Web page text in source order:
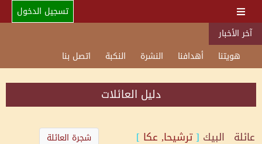
تسجيل الدخول
آخر الأخبار
هويتنا
أهدافنا النشرة النكبة اتصل بنا
دليل العائلات
عائلة البيك [ترشيحا, عكا ] شجرة العائلة